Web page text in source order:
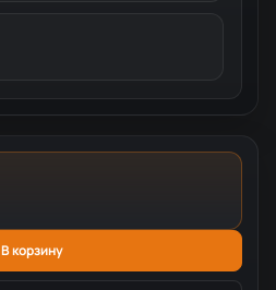
В корзину